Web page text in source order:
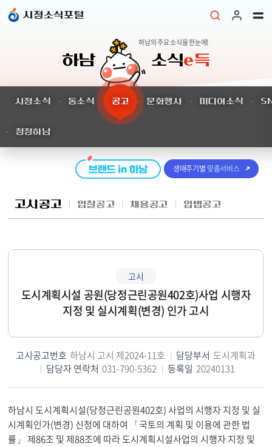
시정소식포털
하남 소식e득
하남의 주요 소식을 한눈에!
시정소식 동소식 공고 문화행사 미디어소식
청정하남
생애주기별 맞춤서비스
고시공고 입찰공고 채용공고 입법공고
고시
도시계획시설 공원(당정근린공원402호)사업 시행자
지정 및 실시계획(변경) 인가 고시
고시공고번호 하남시 고시 제2024-11호 담당부서 도시계획과
담당자 연락처 031-790-5362 등록일 20240131